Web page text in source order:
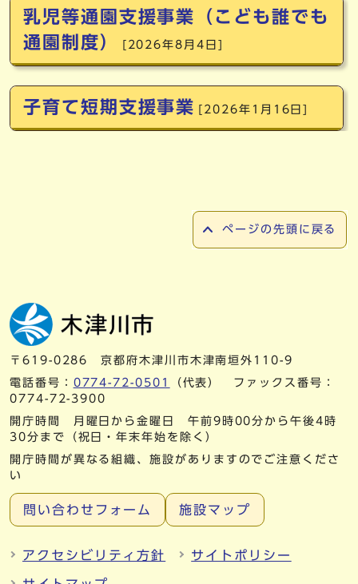
乳児等通園支援事業（こども誰でも
通園制度）
[2026年8月4日]
子育て短期支援事業 [2026年1月16日]
ページの先頭に戻る
〒619-0286 京都府木津川市木津南垣外110-9
電話番号： 0774-72-0501
（代表） ファックス番号：
0774-72-3900
開庁時間 月曜日から金曜日 午前9時00分から午後4時
30分まで（祝日・年末年始を除く）
開庁時間が異なる組織、施設がありますのでご注意くださ
い
問い合わせフォーム 施設マップ
アクセシビリティ方針 サイトポリシー